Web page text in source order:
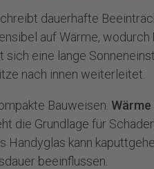
dauerhafte
auf Wärme, wodurch
eine lange
nach innen weiterleitet.
Bauweisen.
die Grundlage für
Handyglas kann
beeinflussen.